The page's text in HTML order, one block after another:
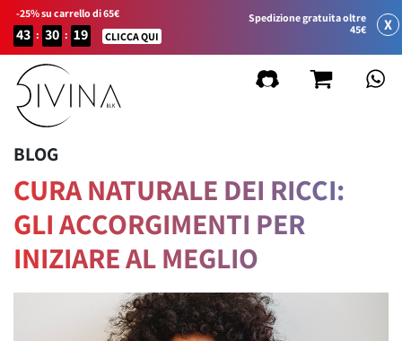
-25% su carrello di 65€
43 : 30 : 19 CLICCA QUI
Spedizione gratuita oltre
45€
X
BLOG
CURA NATURALE DEI RICCI:
GLI ACCORGIMENTI PER
INIZIARE AL MEGLIO